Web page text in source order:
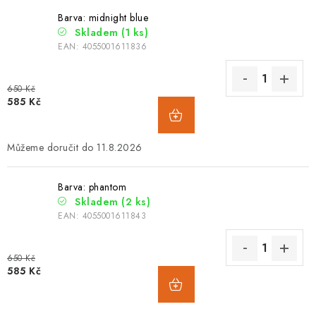
Barva: midnight blue
Skladem (1 ks)
EAN: 4055001611836
650 Kč
585 Kč
11.8.2026
Barva: phantom
Skladem (2 ks)
EAN: 4055001611843
650 Kč
585 Kč